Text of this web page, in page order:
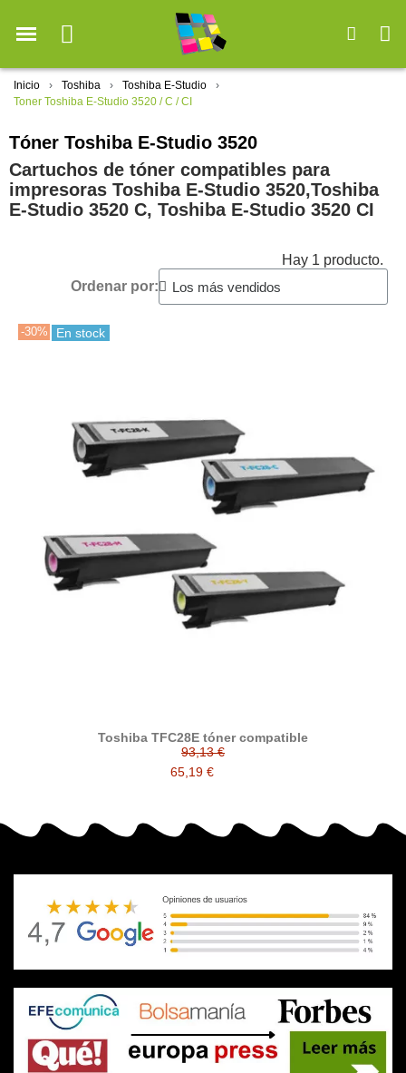
Inicio Toshiba
Toshiba E-Studio
Toner Toshiba E-Studio 3520 / C / CI
Tóner Toshiba E-Studio 3520
Cartuchos de tóner compatibles para
impresoras Toshiba E-Studio 3520,Toshiba
E-Studio 3520 C, Toshiba E-Studio 3520 CI
Hay 1 producto.
Ordenar por:
-30% En stock
Toshiba TFC28E tóner compatible
93,13 €
65,19 €